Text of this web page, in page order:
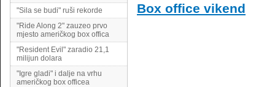
"Sila se budi" ruši rekorde
"Ride Along 2" zauzeo prvo
mjesto američkog box offica
"Resident Evil" zaradio 21,1
milijun dolara
"Igre gladi" i dalje na vrhu
američkog box officea
Box office vikend